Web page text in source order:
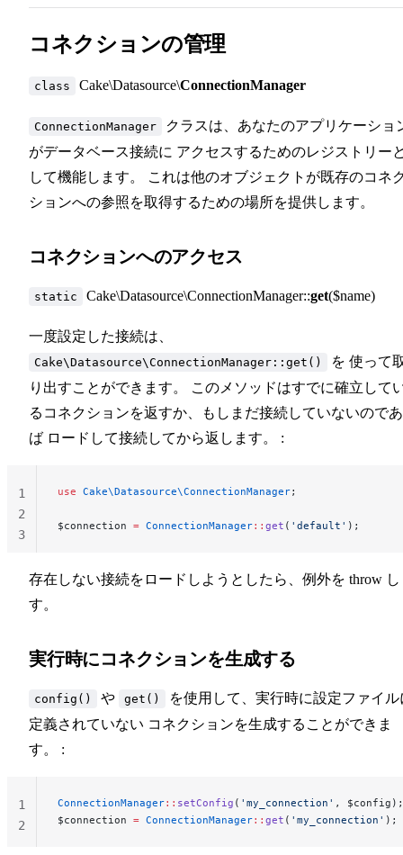
コネクションの管理
class Cake\Datasource\ConnectionManager
ConnectionManager
クラスは、あなたのアプリケーショ
がデータベース接続に アクセスするためのレジストリー
して機能します。 これは他のオブジェクトが既存のコネ
ションへの参照を取得するための場所を提供します。
コネクションへのアクセス
static Cake\Datasource\ConnectionManager::get($name)
一度設定した接続は、
Cake\Datasource\ConnectionManager::get()
を 使って
り出すことができます。 このメソッドはすでに確立して
るコネクションを返すか、もしまだ接続していないので
ば ロードして接続してから返します。 :
use Cake\Datasource\ConnectionManager;
$connection = ConnectionManager:: get ( 'default' );
1
2
3
存在しない接続をロードしようとしたら、例外を throw し
す。
実行時にコネクションを生成する
config() や get()
を使用して、実行時に設定ファイル
定義されていない コネクションを生成することができま
す。 :
ConnectionManager:: setConfig ( 'my_connection' , $config);
$connection = ConnectionManager:: get ( 'my_connection' );
1
2